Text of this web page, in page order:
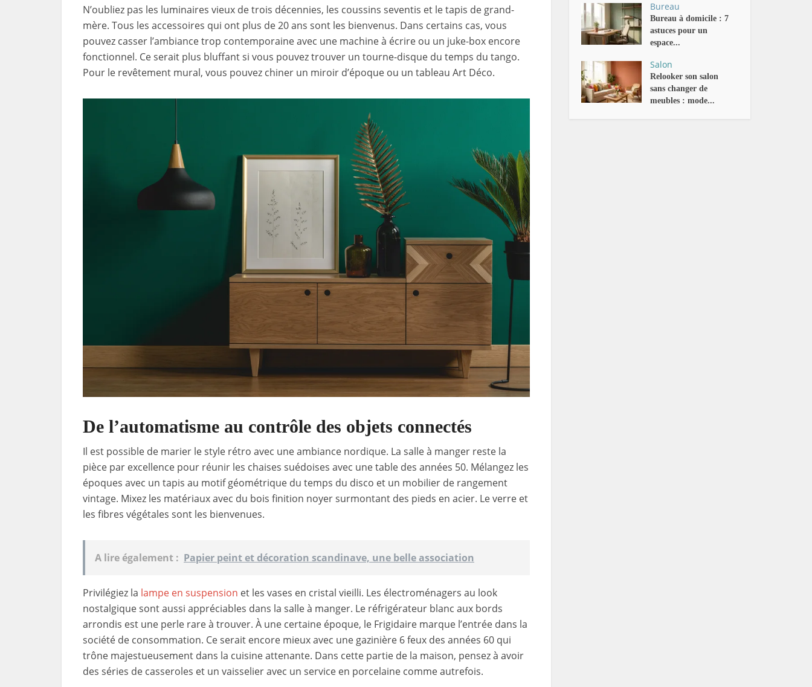
N’oubliez pas les luminaires vieux de trois décennies, les coussins seventis et le tapis de grand-
mère. Tous les accessoires qui ont plus de 20 ans sont les bienvenus. Dans certains cas, vous
pouvez casser l’ambiance trop contemporaine avec une machine à écrire ou un juke-box encore
fonctionnel. Ce serait plus bluffant si vous pouvez trouver un tourne-disque du temps du tango.
Pour le revêtement mural, vous pouvez chiner un miroir d’époque ou un tableau Art Déco.
De l’automatisme au contrôle des objets connectés
Il est possible de marier le style rétro avec une ambiance nordique. La salle à manger reste la
pièce par excellence pour réunir les chaises suédoises avec une table des années 50. Mélangez les
époques avec un tapis au motif géométrique du temps du disco et un mobilier de rangement
vintage. Mixez les matériaux avec du bois finition noyer surmontant des pieds en acier. Le verre et
les fibres végétales sont les bienvenues.
A lire également : Papier peint et décoration scandinave, une belle association
Privilégiez la lampe en suspension et les vases en cristal vieilli. Les électroménagers au look
nostalgique sont aussi appréciables dans la salle à manger. Le réfrigérateur blanc aux bords
arrondis est une perle rare à trouver. À une certaine époque, le Frigidaire marque l’entrée dans la
société de consommation. Ce serait encore mieux avec une gazinière 6 feux des années 60 qui
trône majestueusement dans la cuisine attenante. Dans cette partie de la maison, pensez à avoir
des séries de casseroles et un vaisselier avec un service en porcelaine comme autrefois.
Bureau
Bureau à domicile : 7
astuces pour un
espace...
Salon
Relooker son salon
sans changer de
meubles : mode...